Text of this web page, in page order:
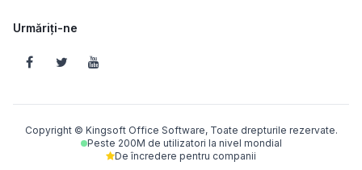
Urmăriți-ne
Copyright © Kingsoft Office Software, Toate drepturile rezervate.
Peste 200M de utilizatori la nivel mondial
De încredere pentru companii